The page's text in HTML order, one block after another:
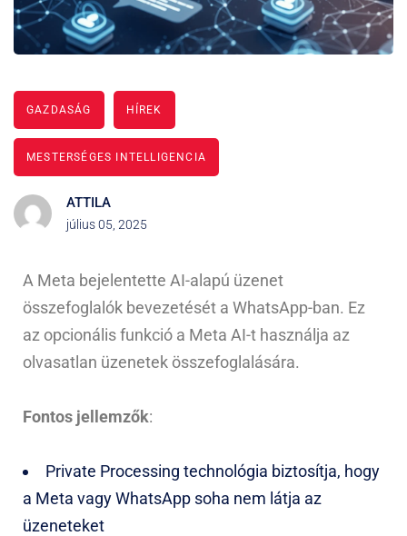
GAZDASÁG HÍREK
MESTERSÉGES INTELLIGENCIA
ATTILA
július 05, 2025
A Meta bejelentette AI-alapú üzenet
összefoglalók bevezetését a WhatsApp-ban. Ez
az opcionális funkció a Meta AI-t használja az
olvasatlan üzenetek összefoglalására.
Fontos jellemzők:
Private Processing technológia biztosítja, hogy
a Meta vagy WhatsApp soha nem látja az
üzeneteket